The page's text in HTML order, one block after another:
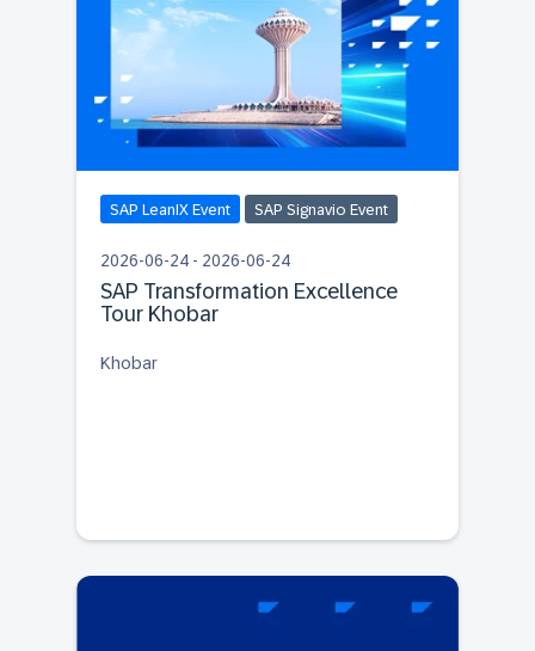
SAP LeanIX Event SAP Signavio Event
2026-06-24 - 2026-06-24
SAP Transformation Excellence
Tour Khobar
Khobar